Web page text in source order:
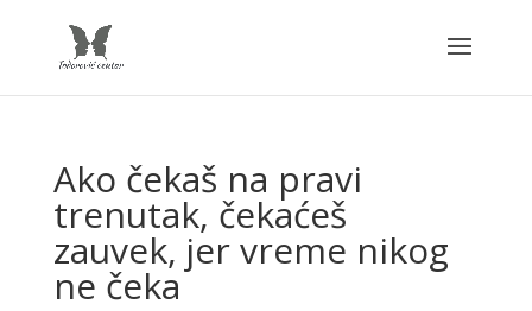
Ako čekaš na pravi
trenutak, čekaćeš
zauvek, jer vreme nikog
ne čeka